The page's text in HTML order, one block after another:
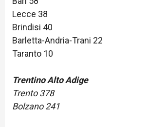
Lecce 38
Brindisi 40
Barletta-Andria-Trani 22
Taranto 10
Trentino Alto Adige
Trento 378
Bolzano 241